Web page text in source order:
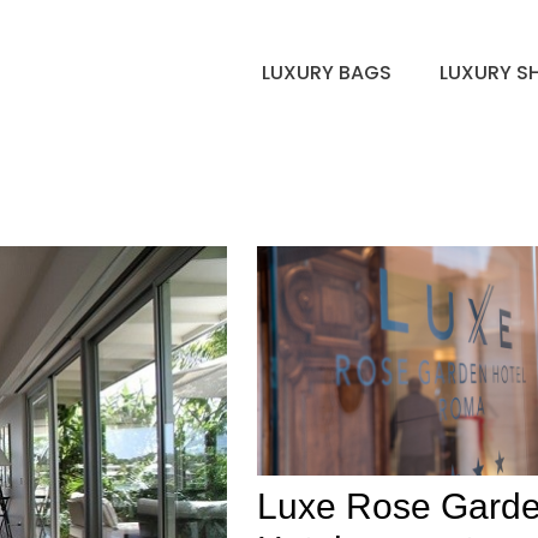
LUXURY BAGS LUXURY
Luxe Rose